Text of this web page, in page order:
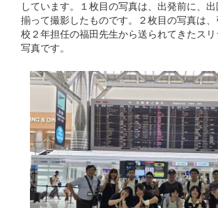
しています。１枚目の写真は、出発前に、
揃って撮影したものです。２枚目の写真は
校２年担任の福田先生から送られてきたス
写真です。